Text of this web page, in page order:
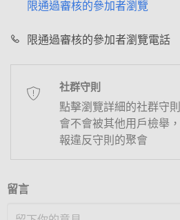
限通過審核的參加者瀏覽
限通過審核的參加者瀏覽電話
社群守則
點擊瀏覽詳細的社群守
會不會被其他用戶檢舉
報違反守則的聚會
留言